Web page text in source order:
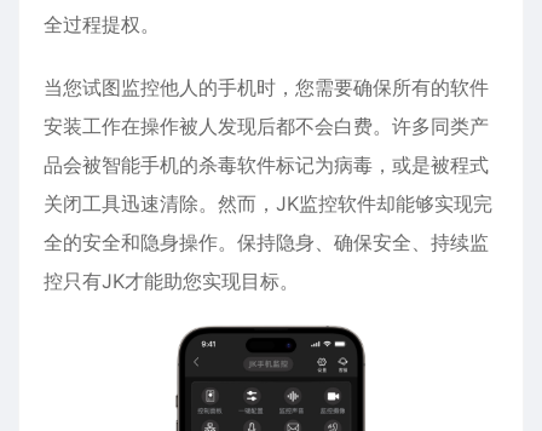
全过程提权。
当您试图监控他人的手机时，您需要确保所有的软件
安装工作在操作被人发现后都不会白费。许多同类产
品会被智能手机的杀毒软件标记为病毒，或是被程式
关闭工具迅速清除。然而，JK监控软件却能够实现完
全的安全和隐身操作。保持隐身、确保安全、持续监
控只有JK才能助您实现目标。